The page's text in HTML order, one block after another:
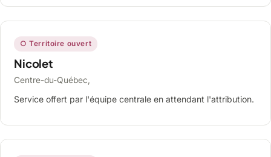
○ Territoire ouvert
Nicolet
Centre-du-Québec,
Service offert par l'équipe centrale en attendant l'attribution.